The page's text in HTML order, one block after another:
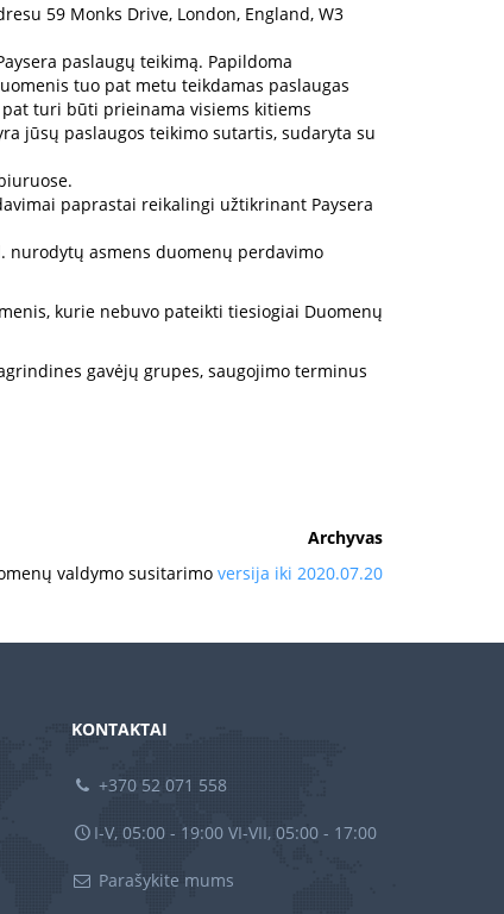
59 Monks Drive, London, England, W3
paslaugų teikimą. Papildoma
tuo pat metu teikdamas paslaugas
turi būti prieinama visiems kitiems
jūsų paslaugos teikimo sutartis, sudaryta su
paprastai reikalingi užtikrinant Paysera
nurodytų asmens duomenų perdavimo
kurie nebuvo pateikti tiesiogiai Duomenų
gavėjų grupes, saugojimo terminus
Archyvas
valdymo susitarimo versija iki 2020.07.20
KONTAKTAI
+370 52 071 558
I-V, 05:00 - 19:00 VI-VII, 05:00 - 17:00
Parašykite mums